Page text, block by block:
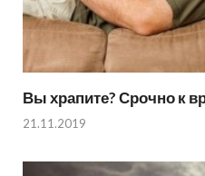
Вы храпите? Срочно к
21.11.2019